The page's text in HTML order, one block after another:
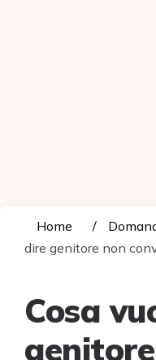
Home
dire genitore non
Cosa